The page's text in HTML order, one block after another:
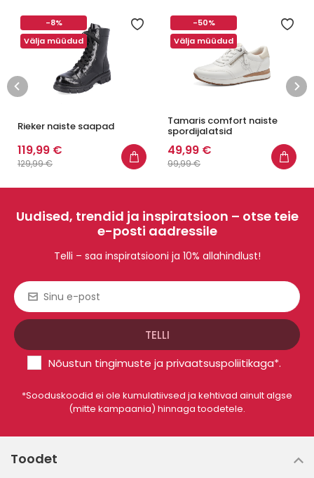
-8%
Välja müüdud
Rieker naiste saapad
119,99 €
129,99 €
-50%
Välja müüdud
Tamaris comfort naiste
spordijalatsid
49,99 €
99,99 €
Uudised, trendid ja inspiratsioon – otse teie
e-posti aadressile
Telli – saa inspiratsiooni ja 10% allahindlust!
Nõustun tingimuste ja privaatsuspoliitikaga*.
*Sooduskoodid ei ole kumulatiivsed ja kehtivad ainult algse
(mitte kampaania) hinnaga toodetele.
Toodet